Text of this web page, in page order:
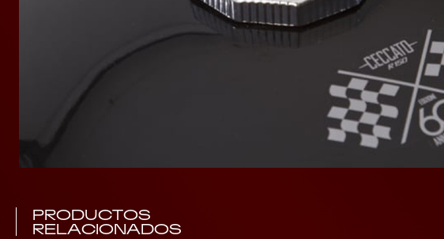
PRODUCTOS
RELACIONADOS